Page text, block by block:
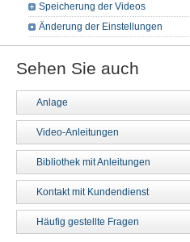
Speicherung der Videos
Änderung der Einstellungen
Sehen Sie auch
Anlage
Video-Anleitungen
Bibliothek mit Anleitungen
Kontakt mit Kundendienst
Häufig gestellte Fragen